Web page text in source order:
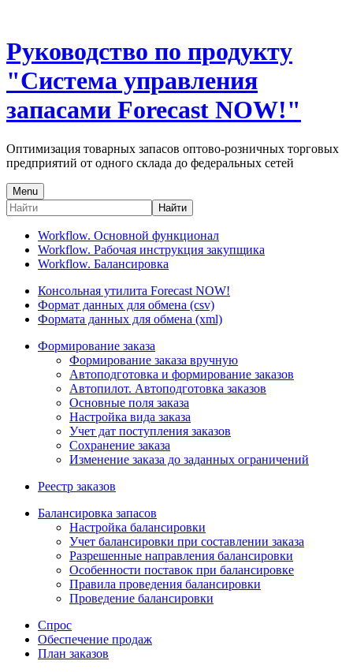
Руководство по продукту
"Система управления
запасами Forecast NOW!"
Оптимизация товарных запасов оптово-розничных торговых
предприятий от одного склада до федеральных сетей
Menu
Найти
Workflow. Основной функционал
Workflow. Рабочая инструкция закупщика
Workflow. Балансировка
Консольная утилита Forecast NOW!
Формат данных для обмена (csv)
Формата данных для обмена (xml)
Формирование заказа
Формирование заказа вручную
Автоподготовка и формирование заказов
Автопилот. Автоподготовка заказов
Основные поля заказа
Настройка вида заказа
Учет дат поступления заказов
Сохранение заказа
Изменение заказа до заданных ограничений
Реестр заказов
Балансировка запасов
Настройка балансировки
Учет балансировки при составлении заказа
Разрешенные направления балансировки
Особенности поставок при балансировке
Правила проведения балансировки
Проведение балансировки
Спрос
Обеспечение продаж
План заказов